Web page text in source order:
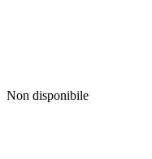
Previous
Next
Non disponibile